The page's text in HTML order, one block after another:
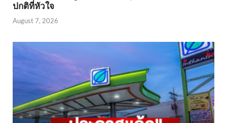
ปกติที่หัวใจ
August 7, 2026